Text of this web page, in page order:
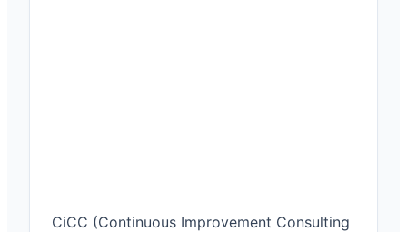
CiCC (Continuous Improvement Consulting